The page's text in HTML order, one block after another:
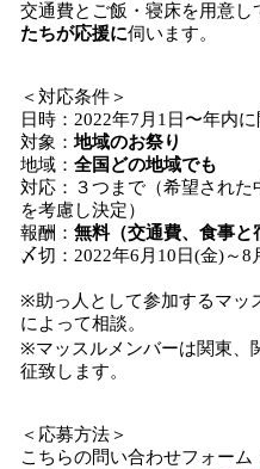
交通費とご飯・寝床を用意し
たちが応援に伺います。
＜対応条件＞
日時：2022年7月1日〜年内に
対象：地域のお祭り
地域： 全国どの地域でも
対応：３つまで（希望された
を考慮し決定）
報酬： 無料（交通費、食事と
〆切：2022年6月10日(金)～
※助っ人として参加するマッ
によって相談。
※マッスルメンバーは関東、
征致します。
＜応募方法＞
こちらの問い合わせフォーム